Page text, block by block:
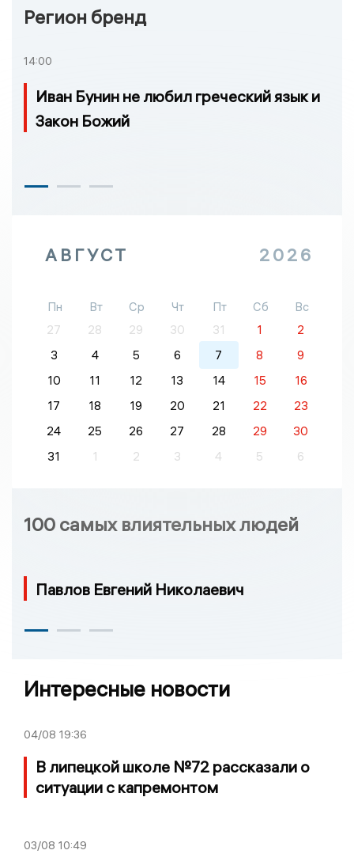
Регион бренд
14:00
Иван Бунин не любил греческий язык и
Закон Божий
АВГУСТ 2026
Пн Вт Ср Чт Пт Сб
Вс
27
28 29 30 31 1
2
3
4 5 6 7 8
9
10
11 12 13 14 15
16
17
18 19 20 21 22
23
24
25 26 27 28 29
30
31
1 2 3 4 5 6
100 самых влиятельных людей
Павлов Евгений Николаевич
Интересные новости
04/08 19:36
В липецкой школе №72 рассказали о
ситуации с капремонтом
03/08 10:49